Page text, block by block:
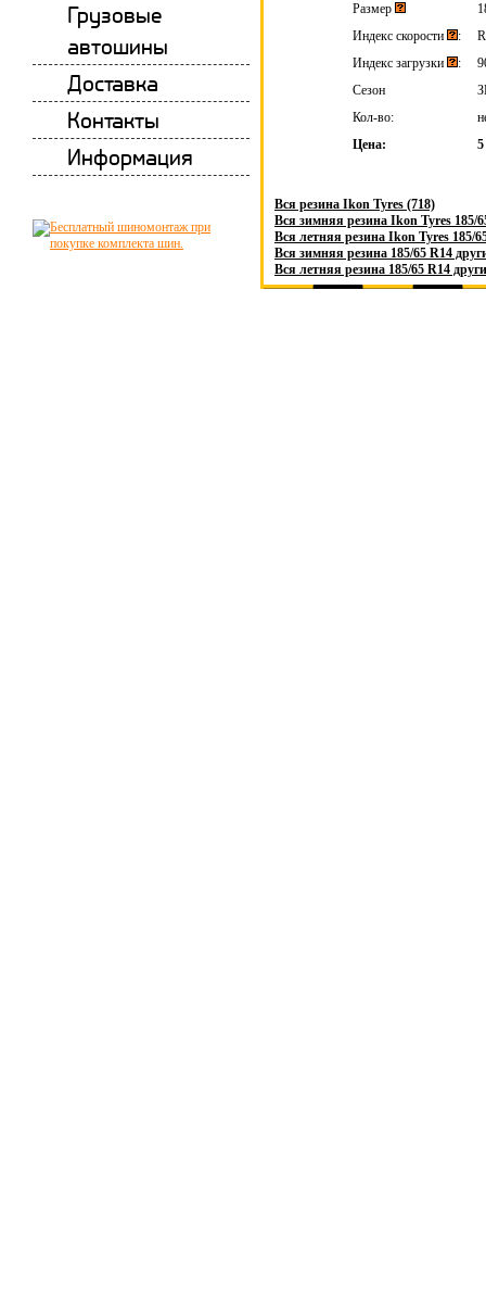
Грузовые
автошины
Доставка
Контакты
Информация
Размер
Индекс скорости
:
R
Индекс загрузки
:
Сезон
Кол-во:
Цена:
Вся резина Ikon Tyres (718)
Вся зимняя резина Ikon Tyres 185/
Вся летняя резина Ikon Tyres 185/
Вся зимняя резина 185/65 R14
Вся летняя резина 185/65 R14